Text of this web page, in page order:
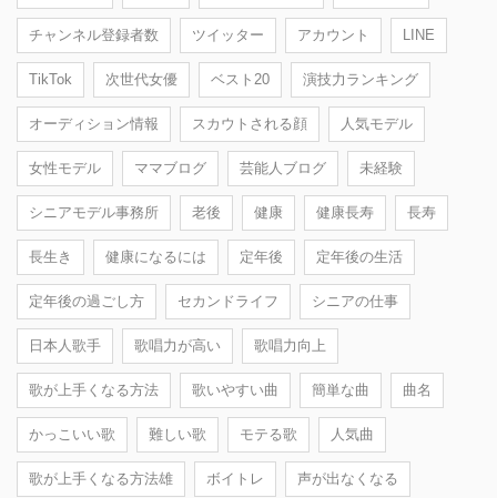
チャンネル登録者数 ツイッター アカウント LINE
TikTok 次世代女優 ベスト20 演技力ランキング
オーディション情報 スカウトされる顔 人気モデル
女性モデル ママブログ 芸能人ブログ 未経験
シニアモデル事務所 老後 健康 健康長寿 長寿
長生き 健康になるには 定年後 定年後の生活
定年後の過ごし方 セカンドライフ シニアの仕事
日本人歌手 歌唱力が高い 歌唱力向上
歌が上手くなる方法 歌いやすい曲 簡単な曲 曲名
かっこいい歌 難しい歌 モテる歌 人気曲
歌が上手くなる方法雄 ボイトレ 声が出なくなる